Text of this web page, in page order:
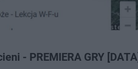
- PREMIERA GRY [DATA]